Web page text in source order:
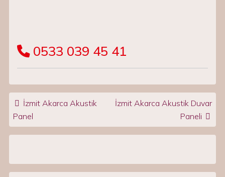
0533 039 45 41
Post navigation
İzmit Akarca Akustik
Panel
İzmit Akarca Akustik Duvar
Paneli